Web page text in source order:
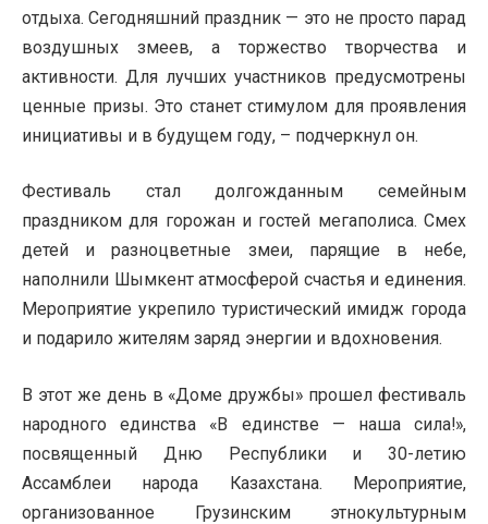
отдыха. Сегодняшний праздник — это не просто парад
воздушных змеев, а торжество творчества и
активности. Для лучших участников предусмотрены
ценные призы. Это станет стимулом для проявления
инициативы и в будущем году, – подчеркнул он.
Фестиваль стал долгожданным семейным
праздником для горожан и гостей мегаполиса. Смех
детей и разноцветные змеи, парящие в небе,
наполнили Шымкент атмосферой счастья и единения.
Мероприятие укрепило туристический имидж города
и подарило жителям заряд энергии и вдохновения.
В этот же день в «Доме дружбы» прошел фестиваль
народного единства «В единстве — наша сила!»,
посвященный Дню Республики и 30-летию
Ассамблеи народа Казахстана. Мероприятие,
организованное Грузинским этнокультурным